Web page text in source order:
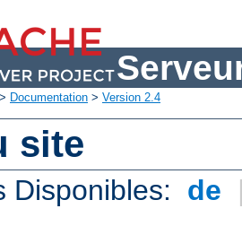
> Documentation > Version 2.4
site
Disponibles: de